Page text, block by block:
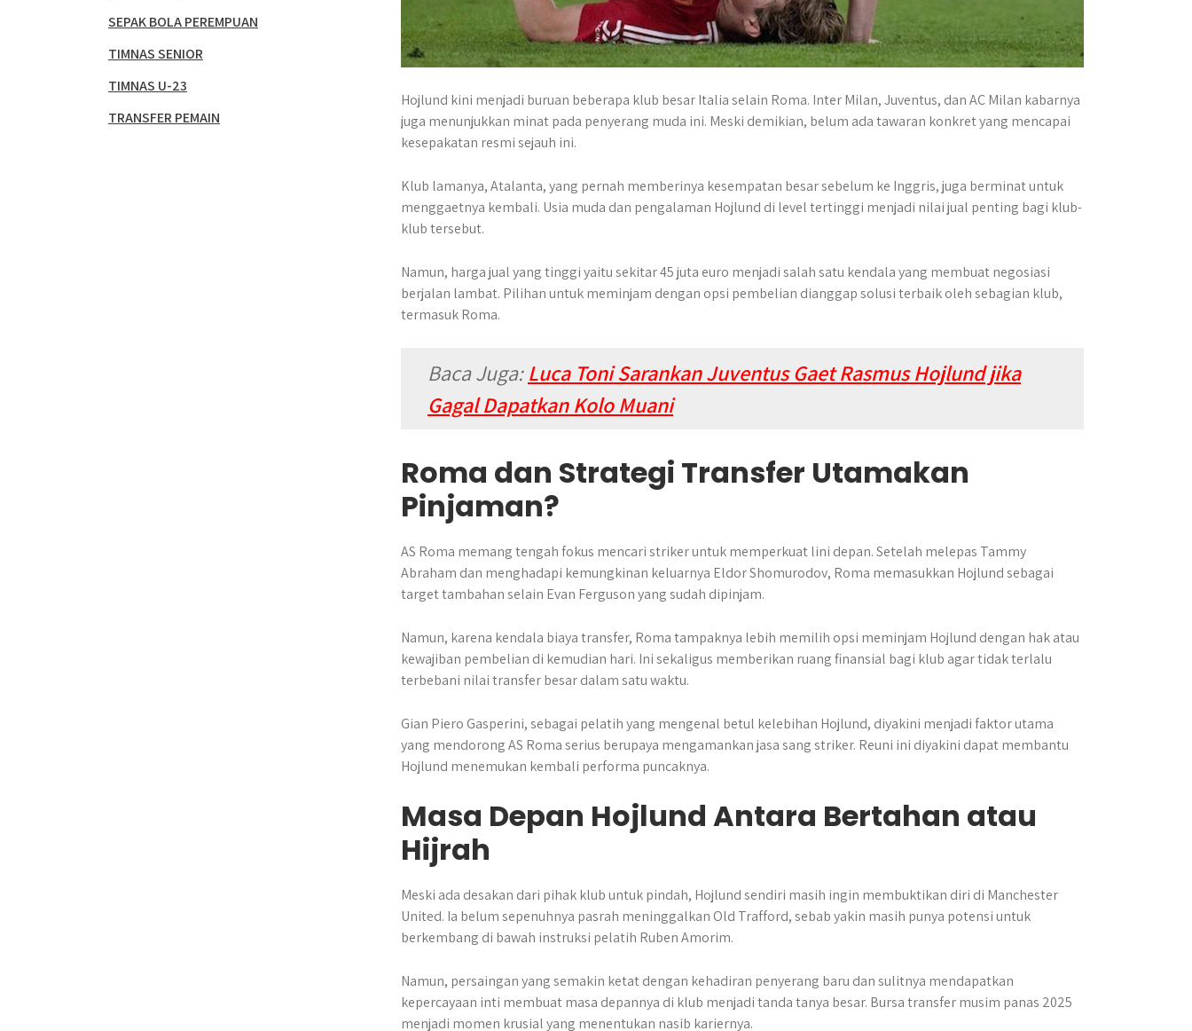
Hojlund kini menjadi buruan beberapa klub besar Italia selain Roma. Inter Milan, Juventus, dan AC Milan kabarnya
juga menunjukkan minat pada penyerang muda ini. Meski demikian, belum ada tawaran konkret yang mencapai
kesepakatan resmi sejauh ini.
Klub lamanya, Atalanta, yang pernah memberinya kesempatan besar sebelum ke Inggris, juga berminat untuk
menggaetnya kembali. Usia muda dan pengalaman Hojlund di level tertinggi menjadi nilai jual penting bagi klub-
klub tersebut.
Namun, harga jual yang tinggi yaitu sekitar 45 juta euro menjadi salah satu kendala yang membuat negosiasi
berjalan lambat. Pilihan untuk meminjam dengan opsi pembelian dianggap solusi terbaik oleh sebagian klub,
termasuk Roma.
Baca Juga:Luca Toni Sarankan Juventus Gaet Rasmus Hojlund jika
Gagal Dapatkan Kolo Muani
Roma dan Strategi Transfer Utamakan
Pinjaman?
AS Roma memang tengah fokus mencari striker untuk memperkuat lini depan. Setelah melepas Tammy
Abraham dan menghadapi kemungkinan keluarnya Eldor Shomurodov, Roma memasukkan Hojlund sebagai
target tambahan selain Evan Ferguson yang sudah dipinjam.
Namun, karena kendala biaya transfer, Roma tampaknya lebih memilih opsi meminjam Hojlund dengan hak atau
kewajiban pembelian di kemudian hari. Ini sekaligus memberikan ruang finansial bagi klub agar tidak terlalu
terbebani nilai transfer besar dalam satu waktu.
Gian Piero Gasperini, sebagai pelatih yang mengenal betul kelebihan Hojlund, diyakini menjadi faktor utama
yang mendorong AS Roma serius berupaya mengamankan jasa sang striker. Reuni ini diyakini dapat membantu
Hojlund menemukan kembali performa puncaknya.
Masa Depan Hojlund Antara Bertahan atau
Hijrah
Meski ada desakan dari pihak klub untuk pindah, Hojlund sendiri masih ingin membuktikan diri di Manchester
United. Ia belum sepenuhnya pasrah meninggalkan Old Trafford, sebab yakin masih punya potensi untuk
berkembang di bawah instruksi pelatih Ruben Amorim.
Namun, persaingan yang semakin ketat dengan kehadiran penyerang baru dan sulitnya mendapatkan
kepercayaan inti membuat masa depannya di klub menjadi tanda tanya besar. Bursa transfer musim panas 2025
menjadi momen krusial yang menentukan nasib kariernya.
SEPAK BOLA PEREMPUAN
TIMNAS SENIOR
TIMNAS U-23
TRANSFER PEMAIN